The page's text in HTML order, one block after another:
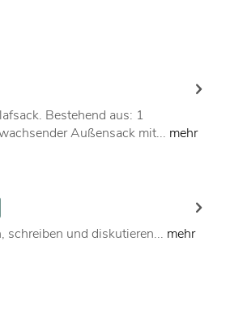
Bestehend aus: 1
Außensack mit... mehr
schreiben und diskutieren... mehr